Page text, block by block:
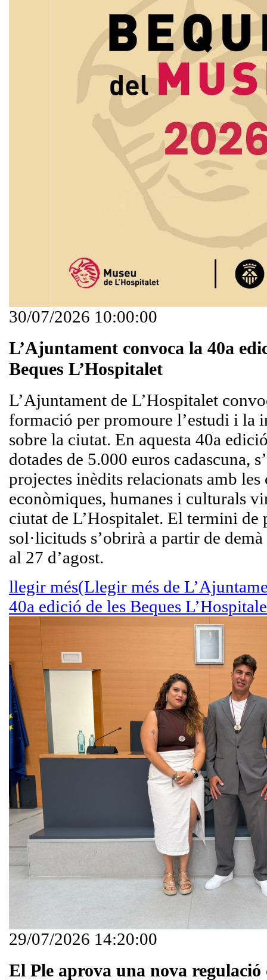
30/07/2026 10:00:00
L’Ajuntament convoca la 40a
Beques L’Hospitalet
L’Ajuntament de L’Hospitalet
formació per promoure l’estudi i la
sobre la ciutat. En aquesta 40a
dotades de 5.000 euros cadascuna,
projectes inèdits relacionats amb les
econòmiques, humanes i culturals
ciutat de L’Hospitalet. El termini de
sol·licituds s’obrirà a partir de
al 27 d’agost.
llegir més(Llegir més de
40a edició de les Beques
29/07/2026 14:20:00
El Ple aprova una nova regulació